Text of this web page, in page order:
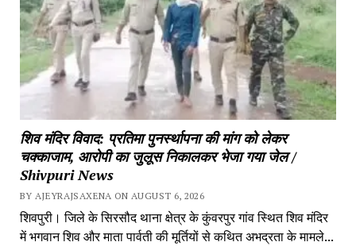
शिव मंदिर विवाद: प्रतिमा पुनर्स्थापना की मांग को लेकर
चक्काजाम, आरोपी का जुलूस निकालकर भेजा गया जेल /
Shivpuri News
BY AJEYRAJSAXENA ON AUGUST 6, 2026
शिवपुरी। जिले के सिरसौद थाना क्षेत्र के कुंवरपुर गांव स्थित शिव मंदिर
में भगवान शिव और माता पार्वती की मूर्तियों से कथित अभद्रता के मामले...